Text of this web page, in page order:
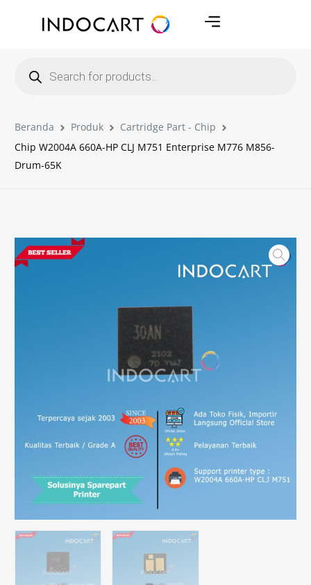
Beranda Produk
Cartridge Part - Chip
Chip W2004A 660A-HP CLJ M751 Enterprise M776 M856-
Drum-65K